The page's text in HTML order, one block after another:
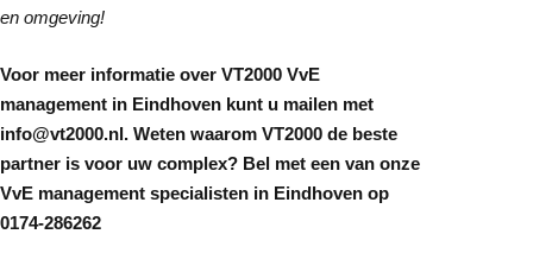
en omgeving!
Voor meer informatie over VT2000 VvE
management in Eindhoven kunt u mailen met
info@vt2000.nl. Weten waarom VT2000 de beste
partner is voor uw complex? Bel met een van onze
VvE management specialisten in Eindhoven op
0174-286262